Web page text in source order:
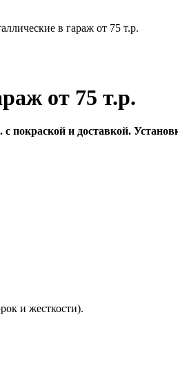
в гараж от 75 т.р.
от 75 т.р.
и доставкой.
и жесткости).